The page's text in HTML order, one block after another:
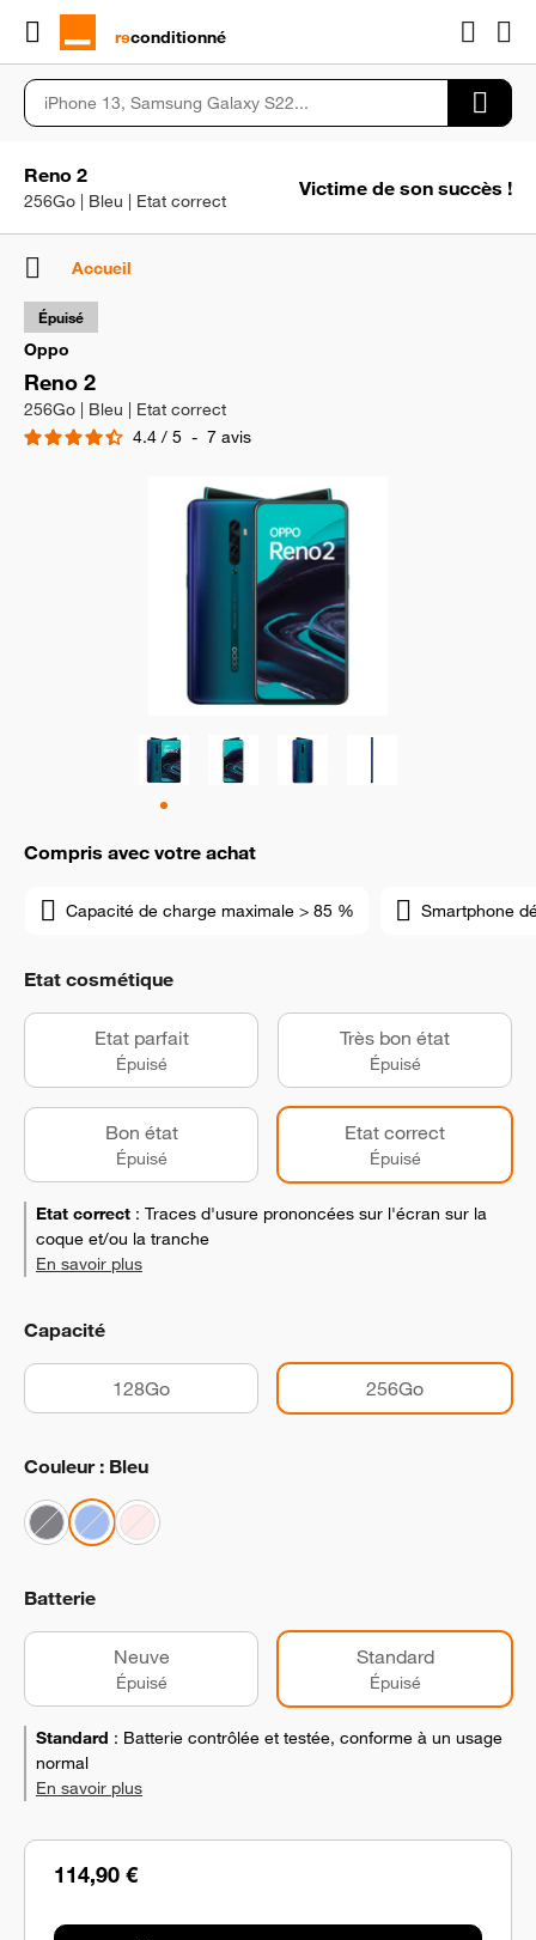
rɘconditionné
Reno 2
256Go | Bleu | Etat correct
Victime de son succès !
Accueil
Oppo
Reno 2
256Go | Bleu | Etat correct
4.4 / 5 - 7 avis
Épuisé
Compris avec votre achat
Capacité de charge maximale > 85 % Smartphone
114,90 €
Etat cosmétique
Etat parfait
Épuisé
Très bon état
Épuisé
Bon état
Épuisé
Etat correct
Épuisé
Etat correct : Traces d'usure prononcées sur l'écran sur la
coque et/ou la tranche
En savoir plus
Capacité
128Go 256Go
Couleur : Bleu
Batterie
Neuve
Épuisé
Standard
Épuisé
Standard : Batterie contrôlée et testée, conforme à un usage
normal
En savoir plus